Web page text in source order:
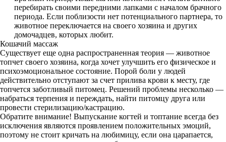
перебирать своими передними лапками с началом брачного
периода. Если поблизости нет потенциального партнера, то
животное переключается на своего хозяина и других
домочадцев, которых любит.
Кошачий массаж
Существует еще одна распространенная теория — животное
топчет своего хозяина, когда хочет улучшить его физическое и
психоэмоциональное состояние. Порой боли у людей
действительно отступают за счет прилива крови к месту, где
топчется заботливый питомец. Решений проблемы несколько —
набраться терпения и переждать, найти питомцу друга или
провести стерилизацию/кастрацию.
Обратите внимание! Выпускание когтей и топтание всегда без
исключения являются проявлением положительных эмоций,
поэтому не стоит кричать на любимицу, если она царапается,